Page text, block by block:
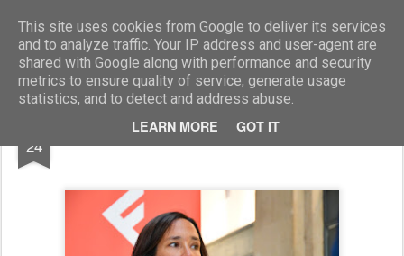
This site uses cookies from Google to deliver its services
and to analyze traffic. Your IP address and user-agent are
shared with Google along with performance and security
metrics to ensure quality of service, generate usage
statistics, and to detect and address abuse.
LEARN MORE GOT IT
Marcellino Radogna - Fotonotizie per la stampa
24 Chiara Gamberale